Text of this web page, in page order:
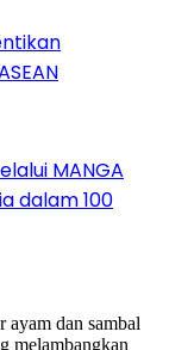
MANGA
dalam 100